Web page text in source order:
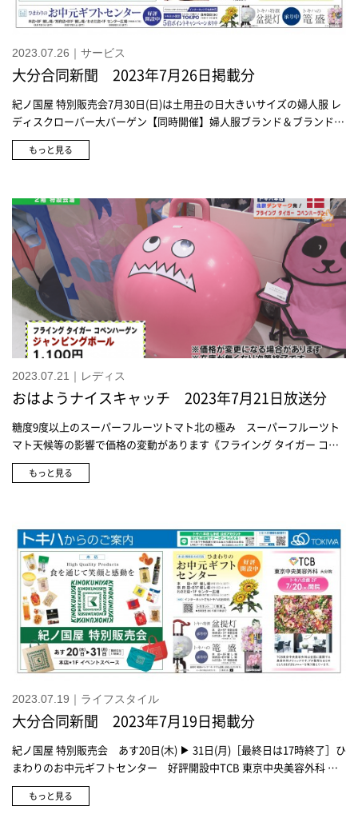
2023.07.26｜サービス
大分合同新聞 2023年7月26日掲載分
紀ノ国屋 特別販売会7月30日(日)は土用丑の日大きいサイズの婦人服 レ
ディスクローバー大バーゲン【同時開催】婦人服ブランド＆ブランドバ
ーゲンひまわりのお中元ギフトセンター 好評開設中
もっと見る
2023.07.21｜レディス
おはようナイスキャッチ 2023年7月21日放送分
糖度9度以上のスーパーフルーツトマト北の極み スーパーフルーツト
マト天候等の影響で価格の変動があります《フライング タイガー コペ
ンハーゲン》ジャンピングボール 1,100円※価格が変更になる場合が
あります※在庫が無くなり次第終了です《フライング タイガー コペン
ビーズセット 770円※価格が変更になる場合があります※在庫が無く
なり次第終了です《フライング タイガー コペンハーゲン》トートバッ
グ 各385円※価格が変更になる場合があります※在庫が無くなり次第
終了です《フライング タイガー コペンハーゲン》魚とり網(伸縮) 330
円※価格が変更になる場合があります※在庫が無くなり次第終了です
《フライング タイガー コペンハーゲン》ウォーターキャノン 220円※
価格が変更になる場合があります※在庫が無くなり次第終了です《フラ
イング タイガー コペンハーゲン》クーラーバッグ付き折りたたみチェ
ア 1,760円※価格が変更になる場合があります※在庫が無くなり次第
終了です《フライング タイガー コペンハーゲン》本格シロップシリー
ズ 各756円※価格が変更になる場合があります※在庫が無くなり次第
終了です《フライング タイガー コペンハーゲン》アイスキャンディー
型 385円※価格が変更になる場合があります※在庫が無くなり次第終
了です《フライング タイガー コペンハーゲン》ファン(ポーチ付) 110
円※価格が変更になる場合があります※在庫が無くなり次第終了です
《フライング タイガー コペンハーゲン》フォトフレーム(ハート)825円
もっと見る
2023.07.19｜ライフスタイル
大分合同新聞 2023年7月19日掲載分
紀ノ国屋 特別販売会 あす20日(木) ▶ 31日(月)［最終日は17時終了］ひ
まわりのお中元ギフトセンター 好評開設中TCB 東京中央美容外科 大
分院 トキハ会館2F 7/20(木)開院
もっと見る